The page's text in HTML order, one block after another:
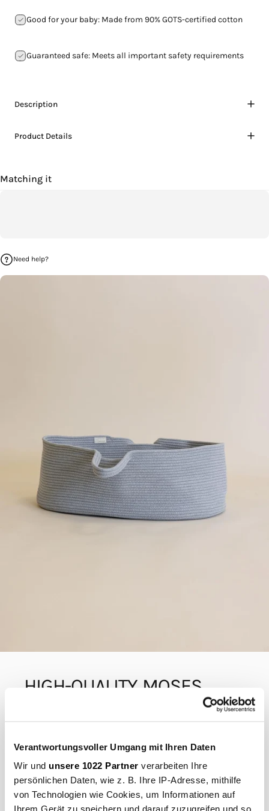
Verantwortungsvoller Umgang mit Ihren Daten
Wir und unsere 1022 Partner verarbeiten Ihre
persönlichen Daten, wie z. B. Ihre IP-Adresse, mithilfe
von Technologien wie Cookies, um Informationen auf
Ihrem Gerät zu speichern und darauf zuzugreifen und so
Good for your baby: Made from 90% GOTS-certified cotton
Guaranteed safe: Meets all important safety requirements
Description
Product Details
Matching it
Need help?
HIGH-QUALITY MOSES
NEWBORNS
The high-quality Moses basket for newborns provides a
comfortable and safe sleeping environment for babies.
Made from quality organic cotton, it exudes timeless
elegance. The Moses basket offers the baby gentle support
while keeping it securely in place. The basket is lightweight
and portable, allowing parents to comfortably transport